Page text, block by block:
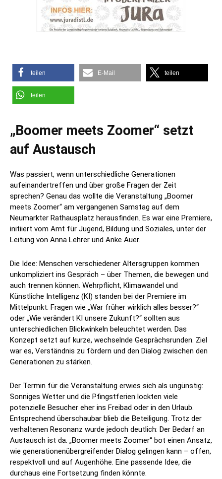
teilen E-Mail teilen
teilen
„Boomer meets Zoomer“ setzt
auf Austausch
Was passiert, wenn unterschiedliche Generationen
aufeinandertreffen und über große Fragen der Zeit
sprechen? Genau das wollte die Veranstaltung „Boomer
meets Zoomer“ am vergangenen Samstag auf dem
Neumarkter Rathausplatz herausfinden. Es war eine Premiere,
initiiert vom Amt für Jugend, Bildung und Soziales, unter der
Leitung von Anna Lehrer und Anke Auer.
Die Idee: Menschen verschiedener Altersgruppen kommen
unkompliziert ins Gespräch – über Themen, die bewegen und
auch trennen können. Wehrpflicht, Klimawandel und
Künstliche Intelligenz (KI) standen bei der Premiere im
Mittelpunkt. Fragen wie „War früher wirklich alles besser?“
oder „Wie verändert KI unsere Zukunft?“ sollten aus
unterschiedlichen Blickwinkeln beleuchtet werden. Das
Konzept setzt auf kurze, wechselnde Gesprächsrunden. Ziel
war es, Verständnis zu fördern und den Dialog zwischen den
Generationen zu stärken.
Der Termin für die Veranstaltung erwies sich als ungünstig:
Sonniges Wetter und die Pfingstferien lockten viele
potenzielle Besucher eher ins Freibad oder in den Urlaub.
Entsprechend überschaubar blieb die Beteiligung. Trotz der
verhaltenen Resonanz wurde jedoch deutlich: Der Bedarf an
Austausch ist da. „Boomer meets Zoomer“ bot einen Ansatz,
wie generationenübergreifender Dialog gelingen kann – offen,
respektvoll und auf Augenhöhe. Eine passende Idee, die
durchaus eine Fortsetzung finden könnte.